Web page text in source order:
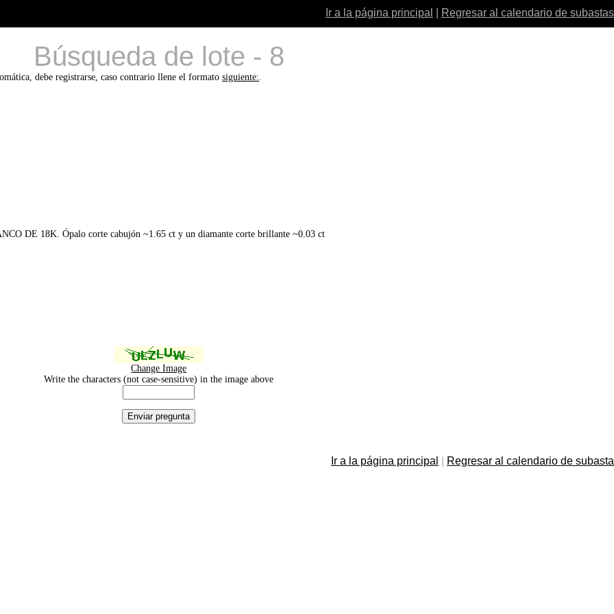
Ir a la página principal Regresar al calendario de subastas
Búsqueda de lote - 8
debe registrarse, caso contrario llene el formatosiguiente:.
DE 18K. Ópalo corte cabujón ~1.65 ct y un diamante corte brillante ~0.03 ct
Change Image
Write the characters (not case-sensitive) in the image above
Ir a la página principal Regresar al calendario de